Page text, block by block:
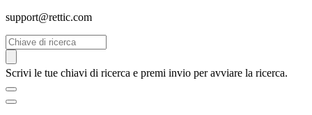
support@rettic.com
Cerca
Scrivi le tue chiavi di ricerca e premi invio per avviare la ricerca.